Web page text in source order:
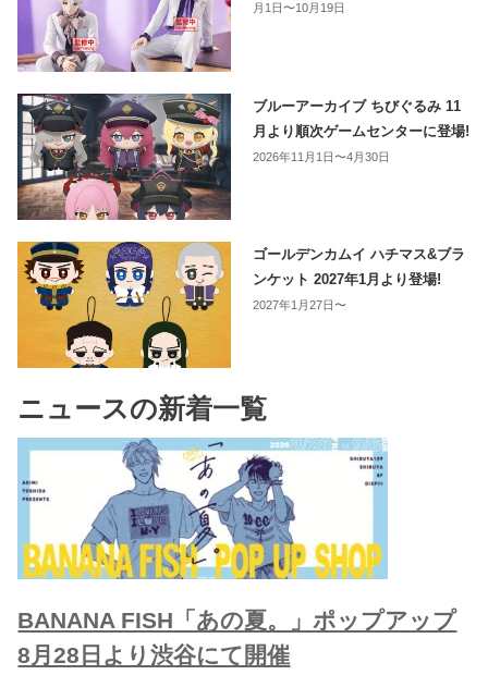
月1日〜10月19日
ブルーアーカイブ ちびぐるみ 11
月より順次ゲームセンターに登場!
2026年11月1日〜4月30日
ゴールデンカムイ ハチマス&ブラ
ンケット 2027年1月より登場!
2027年1月27日〜
ニュースの新着一覧
BANANA FISH「あの夏。」ポップアップ
8月28日より渋谷にて開催